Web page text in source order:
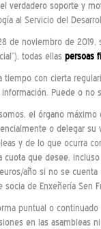
el verdadero soporte y
al Servicio del
de noviembro de
todas ellas persoas
tiempo con cierta
Puede o no
el órgano
o delegar
y de lo que ocurra
cuota que desee,
año si no se cuenta
de Enxeñería Sen
puntual o
en las asambleas